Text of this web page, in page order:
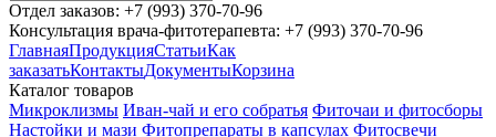
Отдел заказов: +7 (993) 370-70-96
Консультация врача-фитотерапевта: +7 (993) 370-70-96
ГлавнаяПродукцияСтатьиКак
заказатьКонтактыДокументыКорзина
Каталог товаров
Микроклизмы Иван-чай и его собратья Фиточаи и фитосборы
Настойки и мази Фитопрепараты в капсулах Фитосвечи